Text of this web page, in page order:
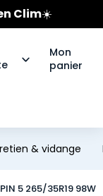
Clim☀️
Bridgestone
Mon
panier
& vidange
5 265/35R19 98W